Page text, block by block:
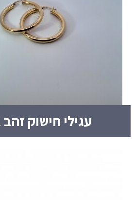
עגילי חישוק זהב 14K